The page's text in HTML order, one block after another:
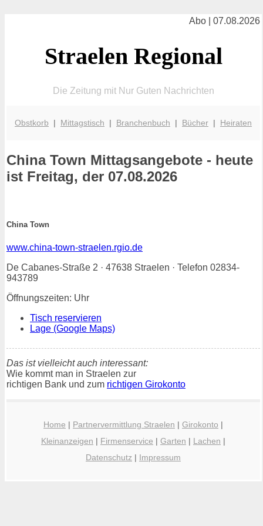
Abo | 07.08.2026
Straelen Regional
Die Zeitung mit Nur Guten Nachrichten
Obstkorb | Mittagstisch | Branchenbuch | Bücher | Heiraten
China Town Mittagsangebote - heute
ist Freitag, der 07.08.2026
China Town
www.china-town-straelen.rgio.de
De Cabanes-Straße 2 · 47638 Straelen · Telefon 02834-
943789
Öffnungszeiten: Uhr
Tisch reservieren
Lage (Google Maps)
Das ist vielleicht auch interessant:
Wie kommt man in Straelen zur
richtigen Bank und zum richtigen Girokonto
Home | Partnervermittlung Straelen | Girokonto |
Kleinanzeigen | Firmenservice | Garten | Lachen |
Datenschutz | Impressum